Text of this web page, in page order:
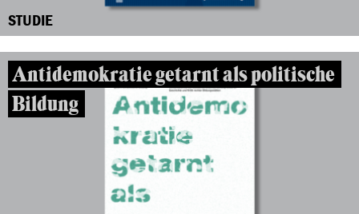
STUDIE
Antidemokratie getarnt als politische
Bildung